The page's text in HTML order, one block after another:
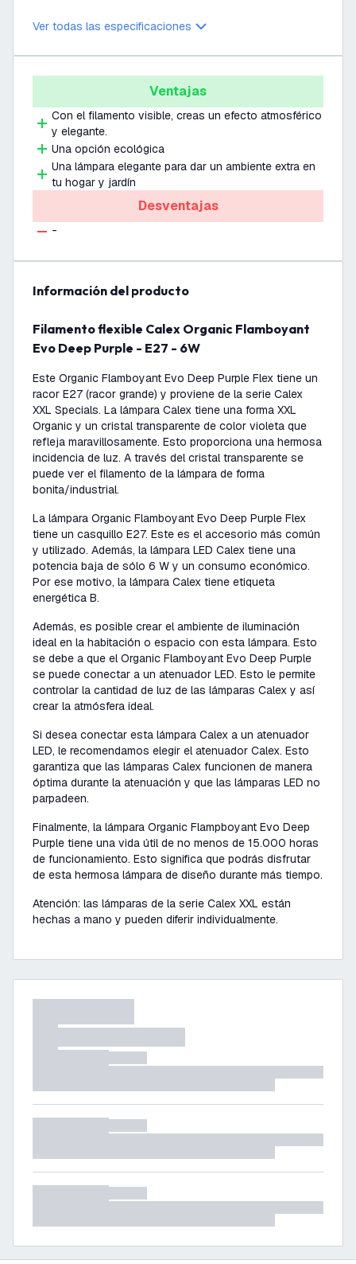
Ver todas las especificaciones
Ventajas
Con el filamento visible, creas un efecto atmosférico
y elegante.
Una opción ecológica
Una lámpara elegante para dar un ambiente extra en
tu hogar y jardín
Desventajas
-
información del producto
Filamento flexible Calex Organic Flamboyant
Evo Deep Purple - E27 - 6W
Este Organic Flamboyant Evo Deep Purple Flex tiene un
racor E27 (racor grande) y proviene de la serie Calex
XXL Specials. La lámpara Calex tiene una forma XXL
Organic y un cristal transparente de color violeta que
refleja maravillosamente. Esto proporciona una hermosa
incidencia de luz. A través del cristal transparente se
puede ver el filamento de la lámpara de forma
bonita/industrial.
La lámpara Organic Flamboyant Evo Deep Purple Flex
tiene un casquillo E27. Este es el accesorio más común
y utilizado. Además, la lámpara LED Calex tiene una
potencia baja de sólo 6 W y un consumo económico.
Por ese motivo, la lámpara Calex tiene etiqueta
energética B.
Además, es posible crear el ambiente de iluminación
ideal en la habitación o espacio con esta lámpara. Esto
se debe a que el Organic Flamboyant Evo Deep Purple
se puede conectar a un atenuador LED. Esto le permite
controlar la cantidad de luz de las lámparas Calex y así
crear la atmósfera ideal.
Si desea conectar esta lámpara Calex a un atenuador
LED, le recomendamos elegir el atenuador Calex. Esto
garantiza que las lámparas Calex funcionen de manera
óptima durante la atenuación y que las lámparas LED no
parpadeen.
Finalmente, la lámpara Organic Flampboyant Evo Deep
Purple tiene una vida útil de no menos de 15.000 horas
de funcionamiento. Esto significa que podrás disfrutar
de esta hermosa lámpara de diseño durante más tiempo.
Atención: las lámparas de la serie Calex XXL están
hechas a mano y pueden diferir individualmente.